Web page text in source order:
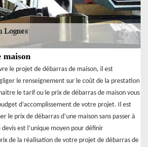
maison
le projet de débarras de maison, il est
le renseignement sur le coût de la prestation
le tarif ou le prix de débarras de maison vous
d’accomplissement de votre projet. Il est
le prix de débarras d’une maison sans passer à
est l’unique moyen pour définir
de la réalisation de votre projet de débarras de